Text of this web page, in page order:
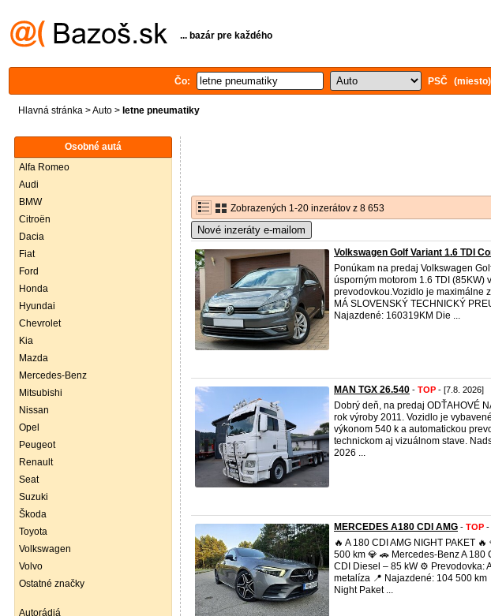
... bazár pre každého
Čo: PSČ
Hlavná stránka >Auto > letne pneumatiky
Osobné autá
Alfa Romeo
Audi
BMW
Citroën
Dacia
Fiat
Ford
Honda
Hyundai
Chevrolet
Kia
Mazda
Mercedes-Benz
Mitsubishi
Nissan
Opel
Peugeot
Renault
Seat
Suzuki
Škoda
Toyota
Volkswagen
Volvo
Ostatné značky
Autorádiá
Zobrazených 1-20 inzerátov z 8 653
Nové inzeráty e-mailom
Volkswagen Golf Variant 1.6 TDI
Ponúkam na predaj Volkswagen
úsporným motorom 1.6 TDI (85KW)
prevodovkou.Vozidlo je maximálne
MÁ SLOVENSKÝ TECHNICKÝ
Najazdené: 160319KM Die ...
MAN TGX 26.540 - TOP - [7.8. 2026]
Dobrý deň, na predaj ODŤAHOVÉ
rok výroby 2011. Vozidlo je
výkonom 540 k a automatickou
technickom aj vizuálnom stave.
2026 ...
MERCEDES A180 CDI AMG - TOP -
🔥 A 180 CDI AMG NIGHT PAKET
500 km 💎 🚗 Mercedes-Benz A
CDI Diesel – 85 kW ⚙️ Prevodovka:
metalíza 📍 Najazdené: 104 500 km
Night Paket ...